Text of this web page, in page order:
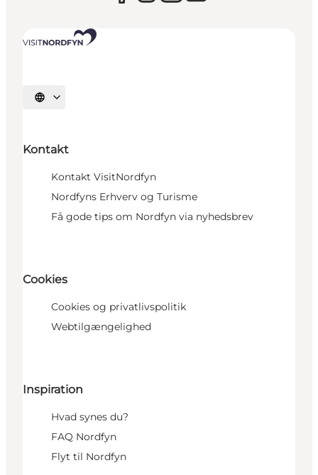
Vælg sprog
Kontakt
Kontakt VisitNordfyn
Nordfyns Erhverv og Turisme
Få gode tips om Nordfyn via nyhedsbrev
Cookies
Cookies og privatlivspolitik
Webtilgængelighed
Inspiration
Hvad synes du?
FAQ Nordfyn
Flyt til Nordfyn